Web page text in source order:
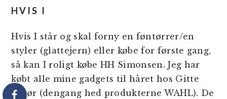
HVIS I
Hvis I står og skal forny en føntørrer/en
styler (glattejern) eller købe for første gang,
så kan I roligt købe HH Simonsen. Jeg har
købt alle mine gadgets til håret hos Gitte
frisør (dengang hed produkterne WAHL). De